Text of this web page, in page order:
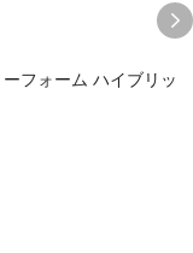
フォーム ハイブリッ